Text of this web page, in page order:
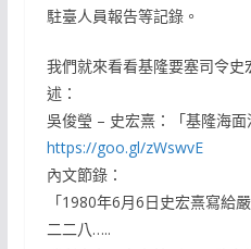
駐臺人員報告等記錄。
我們就來看看基隆要塞司令史
述：
吳俊瑩 – 史宏熹：「基隆海面
https://goo.gl/zWswvE
內文節錄：
「1980年6月6日史宏熹寫給
二二八…..